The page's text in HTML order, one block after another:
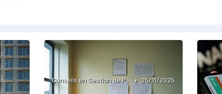
Conseils en Gestion de Patrimoine • 05/11/2025